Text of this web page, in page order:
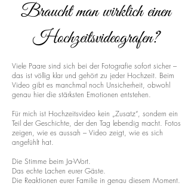
Braucht man wirklich einen
Hochzeitsvideografen?
Viele Paare sind sich bei der Fotografie sofort sicher –
das ist völlig klar und gehört zu jeder Hochzeit. Beim
Video gibt es manchmal noch Unsicherheit, obwohl
genau hier die stärksten Emotionen entstehen.
Für mich ist Hochzeitsvideo kein „Zusatz“, sondern ein
Teil der Geschichte, der den Tag lebendig macht. Fotos
zeigen, wie es aussah – Video zeigt, wie es sich
angefühlt hat.
Die Stimme beim Ja-Wort.
Das echte Lachen eurer Gäste.
Die Reaktionen eurer Familie in genau diesem Moment.